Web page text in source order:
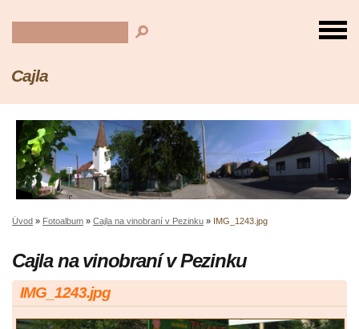
Cajla
Úvod » Fotoalbum » Cajla na vinobraní v Pezinku » IMG_1243.jpg
Cajla na vinobraní v Pezinku
IMG_1243.jpg